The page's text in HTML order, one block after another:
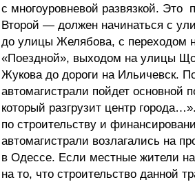
с многоуровневой развязкой. Это
Второй — должен начинаться с
до улицы Желябова, с переходом
«Поездной», выходом на улицы
Жукова до дороги на Ильичевск.
автомагистрали пойдет основной
который разгрузит центр
по строительству и
автомагистрали возлагались на
в Одессе. Если местные жители
на то, что строительство данной